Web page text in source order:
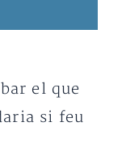
el que
si feu